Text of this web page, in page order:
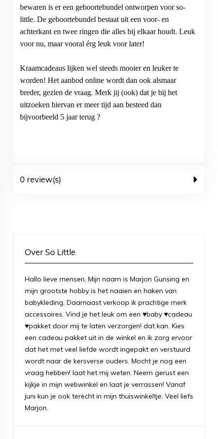
bewaren is er een geboortebundel ontworpen voor so-
little. De geboortebundel bestaat uit een voor- en
achterkant en twee ringen die alles bij elkaar houdt. Leuk
voor nu, maar vooral érg leuk voor later!
Kraamcadeaus lijken wel steeds mooier en leuker te
worden! Het aanbod online wordt dan ook alsmaar
breder, gezien de vraag. Merk jij (ook) dat je bij het
uitzoeken hiervan er meer tijd aan besteed dan
bijvoorbeeld 5 jaar terug ?
0 review(s)
Over So Little
Hallo lieve mensen, Mijn naam is Marjon Gunsing en
mijn grootste hobby is het naaien en haken van
babykleding. Daarnaast verkoop ik prachtige merk
accessoires. Vind je het leuk om een ♥baby ♥cadeau
♥pakket door mij te laten verzorgen! dat kan. Kies
een cadeau pakket uit in de winkel en ik zorg ervoor
dat het met veel liefde wordt ingepakt en verstuurd
wordt naar de kersverse ouders. Mocht je nog een
vraag hebben! laat het mij weten. Neem gerust een
kijkje in mijn webwinkel en laat je verrassen! Vanaf
juni kun je ook terecht in mijn thuiswinkeltje. Veel liefs
Marjon.